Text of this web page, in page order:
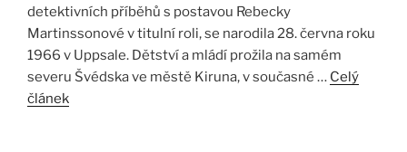
detektivních příběhů s postavou Rebecky
Martinssonové v titulní roli, se narodila 28. června roku
1966 v Uppsale. Dětství a mládí prožila na samém
severu Švédska ve městě Kiruna, v současné … Celý
článek